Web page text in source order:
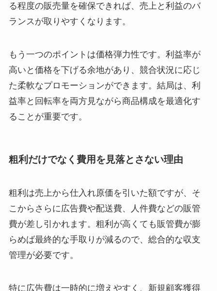
る程度の販売量を確保できれば、売上と利益のバ
ランスが取りやすくなります。
もう一つのポイントは価格弾力性です。利益率が
高いと価格を下げる余地があり、競合状況に応じ
た柔軟なプロモーションができます。結局は、利
益率と回転率を両方見ながら商品構成を最適化す
ることが重要です。
粗利だけでなく費用を見落とさない理由
粗利は売上から仕入れ原価を引いた額ですが、そ
こからさらに広告費や配送費、人件費などの販管
費が差し引かれます。粗利が高くても販管費が膨
らめば最終的な手取りが減るので、総合的な収支
管理が必要です。
特に広告費は一時的に増えやすく、新規顧客獲得